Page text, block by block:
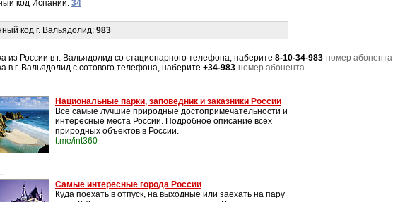
код Испании: 34
код г. Вальядолид: 983
из России в г. Вальядолид со стационарного телефона, наберите 8-10-34-983-номер абонента
в г. Вальядолид с сотового телефона, наберите +34-983-номер абонента
Национальные парки, заповедник и заказники России
Все самые лучшие природные достопримечательности и
интересные места России. Подробное описание всех
природных объектов в России.
t.me/int360
Самые интересные города России
Куда поехать в отпуск, на выходные или заехать на пару